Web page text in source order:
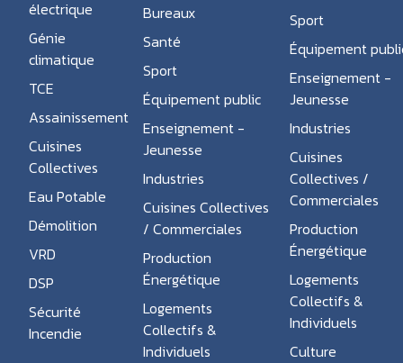
électrique
Génie
climatique
TCE
Assainissement
Cuisines
Collectives
Eau Potable
Démolition
VRD
DSP
Sécurité
Incendie
Bureaux
Santé
Sport
Équipement public
Enseignement -
Jeunesse
Industries
Cuisines Collectives
/ Commerciales
Production
Énergétique
Logements
Collectifs &
Individuels
Sport
Équipement
Enseignement -
Jeunesse
Industries
Cuisines
Collectives /
Commerciales
Production
Énergétique
Logements
Collectifs &
Individuels
Culture